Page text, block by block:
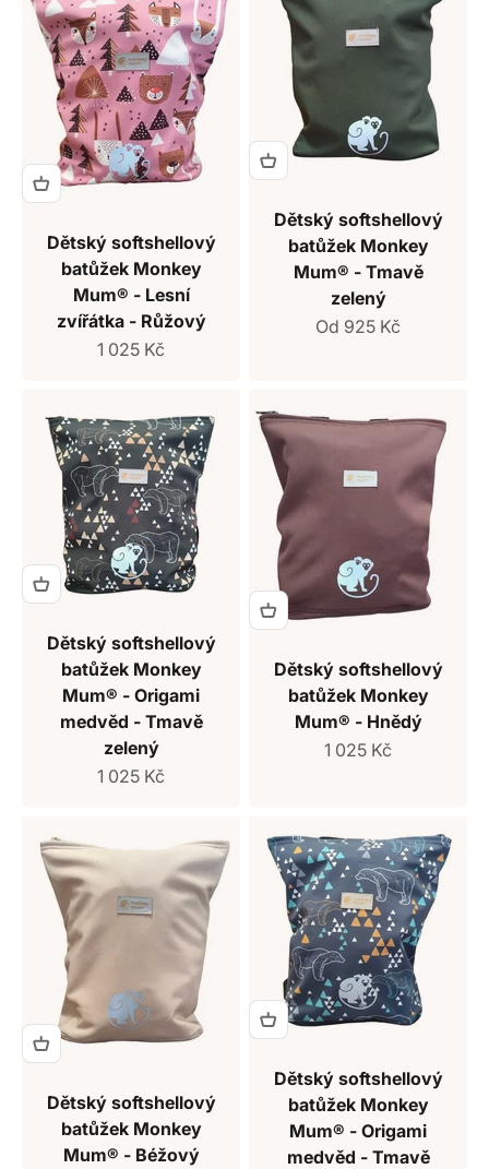
Dětský softshellový
batůžek Monkey
Mum® - Lesní
zvířátka - Růžový
Prodejní cena
1 025 Kč
Dětský softshellový
batůžek Monkey
Mum® - Tmavě
zelený
Prodejní cena
Od 925 Kč
Dětský softshellový
batůžek Monkey
Mum® - Origami
medvěd - Tmavě
zelený
Prodejní cena
1 025 Kč
Dětský softshellový
batůžek Monkey
Mum® - Hnědý
Prodejní cena
1 025 Kč
Dětský softshellový
batůžek Monkey
Mum® - Béžový
Dětský softshellový
batůžek Monkey
Mum® - Origami
medvěd - Tmavě